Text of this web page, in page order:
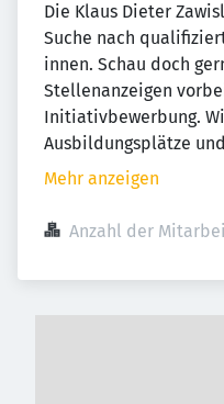
Die Klaus Dieter
Suche nach
innen. Schau doch
Stellenanzeigen
Initiativbewerbung.
Ausbildungsplätze
Mehr anzeigen
Anzahl der